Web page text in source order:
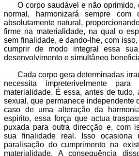
O corpo saudável e não oprimido,
normal, harmonizará sempre
absolutamente natural,
firme na materialidade, na qual o
sem finalidade, e dando-lhe, com
cumprir de modo integral essa
desenvolvimento e simultâneo
Cada corpo gera determinadas
necessita impreterivelmente
materialidade. É essa, antes de tudo,
sexual, que permanece independente
caso de uma alteração da
espírito, essa força que actua
puxada para outra direcção e, com
sua finalidade real. Isso ocasiona
paralisação do cumprimento na
materialidade. A consequência